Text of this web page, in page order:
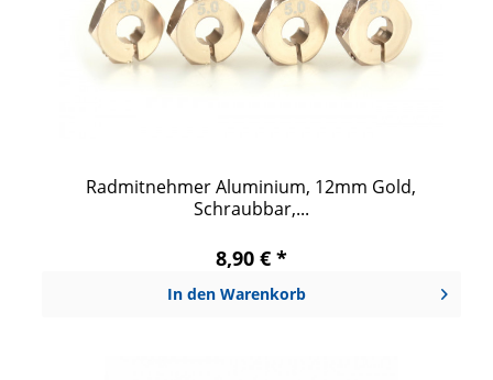
Radmitnehmer Aluminium, 12mm Gold,
Schraubbar,...
8,90 € *
In den Warenkorb